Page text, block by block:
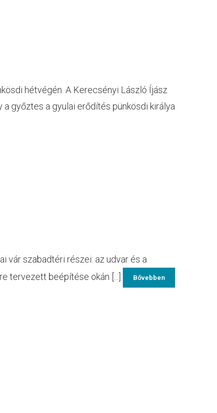
hétvégén. A Kerecsényi László Íjász
győztes a gyulai erődítés pünkösdi királya
vár szabadtéri részei: az udvar és a
tervezett beépítése okán [...]
Bővebben